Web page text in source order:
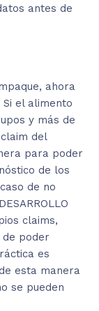
antes de
ahora
el alimento
y más de
del
para poder
de los
de no
claims,
poder
es
esta manera
se pueden